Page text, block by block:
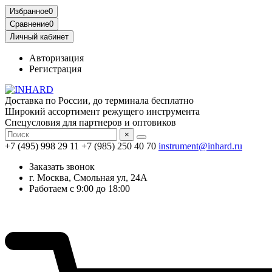
Избранное0
Сравнение0
Личный кабинет
Авторизация
Регистрация
Доставка по России, до терминала бесплатно
Широкий ассортимент режущего инструмента
Спецусловия для партнеров и оптовиков
×
+7 (495) 998 29 11 +7 (985) 250 40 70 instrument@inhard.ru
Заказать звонок
г. Москва, Смольная ул, 24А
Работаем с 9:00 до 18:00